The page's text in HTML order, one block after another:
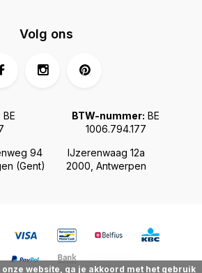
94
(Gent)
IJzerenwaag 12a
2000, Antwerpen
BE
BTW-nummer: BE
1006.794.177
Volg ons
website, ga je akkoord met het gebruik